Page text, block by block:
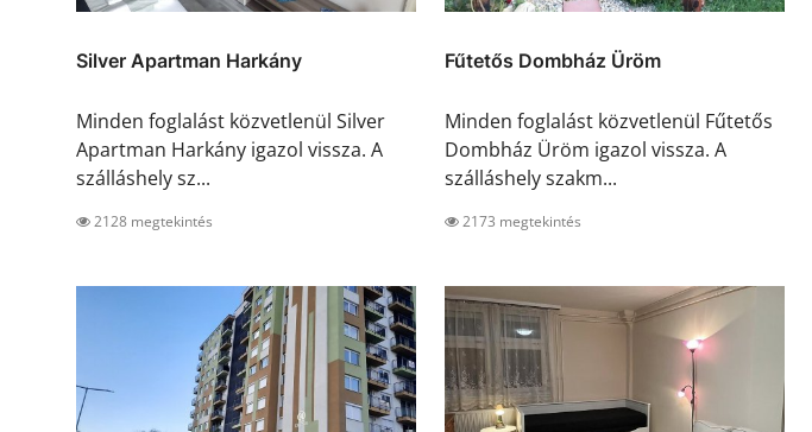
Silver Apartman Harkány
Minden foglalást közvetlenül Silver
Apartman Harkány igazol vissza. A
szálláshely sz...
2128 megtekintés
Fűtetős Dombház Üröm
Minden foglalást közvetlenül Fűtetős
Dombház Üröm igazol vissza. A
szálláshely szakm...
2173 megtekintés